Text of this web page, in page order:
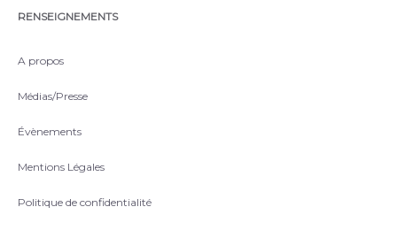
RENSEIGNEMENTS
A propos
Médias/Presse
Évènements
Mentions Légales
Politique de confidentialité